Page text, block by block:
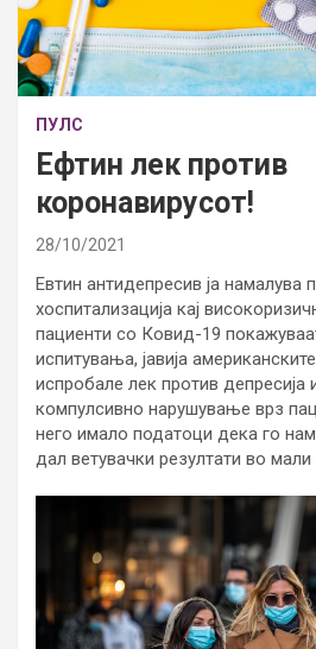
ПУЛС
Ефтин лек против
коронавирусот!
28/10/2021
Евтин антидепресив ја намалува
хоспитализација кај
пациенти со Ковид-19
испитувања, јавија
испробале лек против депресија
компулсивно нарушување врз
него имало податоци дека го
дал ветувачки резултати во мали